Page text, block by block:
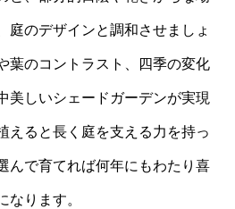
庭のデザインと調和させましょ
葉のコントラスト、四季の変化
美しいシェードガーデンが実現
えると長く庭を支える力を持っ
んで育てれば何年にもわたり喜
なります。